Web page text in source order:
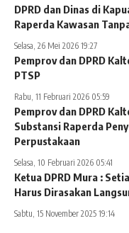
DPRD dan Dinas di
Raperda Kawasan
Selasa, 26 Mei 2026 19:27
Pemprov dan DPRD
PTSP
Rabu, 11 Februari 2026 05:59
Pemprov dan DPRD
Substansi Raperda
Perpustakaan
Selasa, 10 Februari 2026 05:41
Ketua DPRD Mura :
Harus Dirasakan
Sabtu, 15 November 2025 19:14